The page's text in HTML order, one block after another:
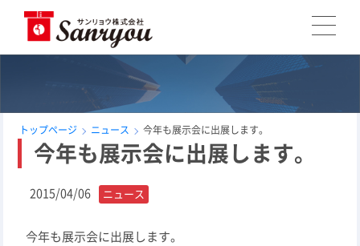
トップページ ニュース 今年も展示会に出展します。
今年も展示会に出展します。
2015/04/06 ニュース
今年も展示会に出展します。